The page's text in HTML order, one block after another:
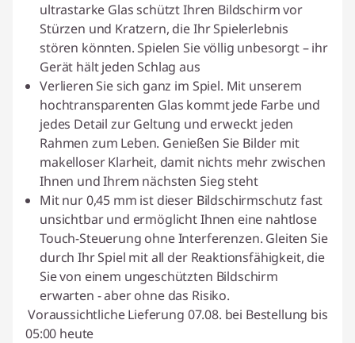
ultrastarke Glas schützt Ihren Bildschirm vor
Stürzen und Kratzern, die Ihr Spielerlebnis
stören könnten. Spielen Sie völlig unbesorgt – ihr
Gerät hält jeden Schlag aus
Verlieren Sie sich ganz im Spiel. Mit unserem
hochtransparenten Glas kommt jede Farbe und
jedes Detail zur Geltung und erweckt jeden
Rahmen zum Leben. Genießen Sie Bilder mit
makelloser Klarheit, damit nichts mehr zwischen
Ihnen und Ihrem nächsten Sieg steht
Mit nur 0,45 mm ist dieser Bildschirmschutz fast
unsichtbar und ermöglicht Ihnen eine nahtlose
Touch-Steuerung ohne Interferenzen. Gleiten Sie
durch Ihr Spiel mit all der Reaktionsfähigkeit, die
Sie von einem ungeschützten Bildschirm
erwarten - aber ohne das Risiko.
Voraussichtliche Lieferung 07.08. bei Bestellung bis
05:00 heute